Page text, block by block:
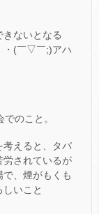
ないとなる
・(￣▽￣;)アハ
のこと。
考えると、タバ
労されているが
、煙がもくも
いこと